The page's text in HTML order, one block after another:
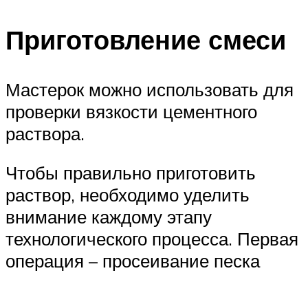
Приготовление смеси
Мастерок можно использовать для
проверки вязкости цементного
раствора.
Чтобы правильно приготовить
раствор, необходимо уделить
внимание каждому этапу
технологического процесса. Первая
операция – просеивание песка